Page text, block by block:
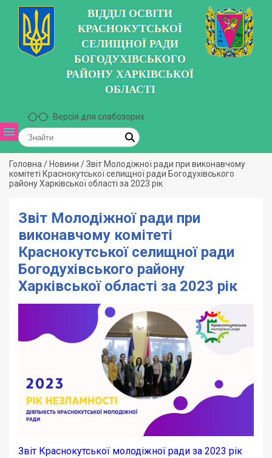
ВІДДІЛ ОСВІТИ
КРАСНОКУТСЬКОЇ
СЕЛИЩНОЇ РАДИ
БОГОДУХІВСЬКОГО
РАЙОНУ ХАРКІВСЬКОЇ
ОБЛАСТІ
Версія для слабозорих
Головна / Новини /Звіт Молодіжної ради при виконавчому
комітеті Краснокутської селищної ради Богодухівського
району Харківської області за 2023 рік
Звіт Молодіжної ради при
виконавчому комітеті
Краснокутської селищної ради
Богодухівського району
Харківської області за 2023 рік
Звіт Краснокутської молодіжної ради за 2023 рік